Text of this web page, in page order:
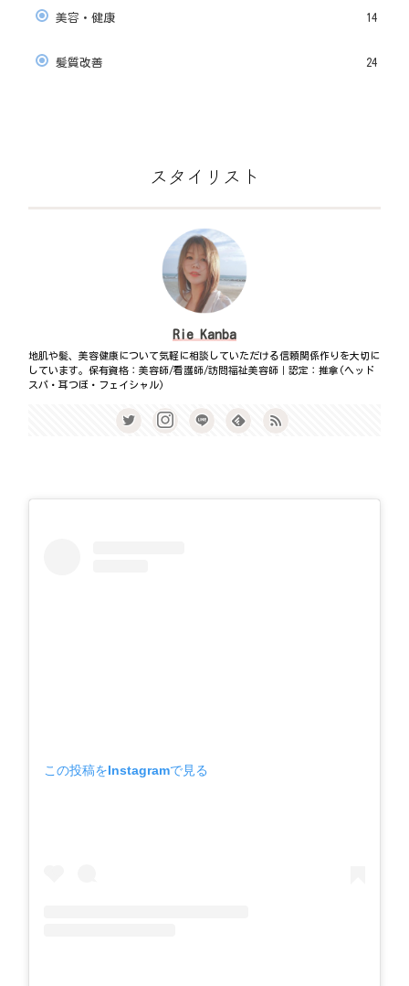
美容・健康 14
髪質改善 24
スタイリスト
Rie Kanba
地肌や髪、美容健康について気軽に相談していただける信頼関係作りを大切に
しています。保有資格：美容師/看護師/訪問福祉美容師｜認定：推拿(ヘッド
スパ・耳つぼ・フェイシャル)
この投稿をInstagramで見る